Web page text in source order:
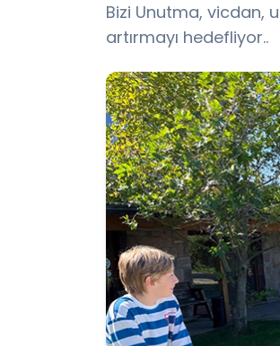
Bizi Unutma, vicdan,
artırmayı hedefliyor..